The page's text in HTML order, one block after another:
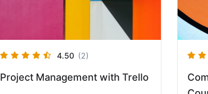
4.50 (2)
Project Management with Trello